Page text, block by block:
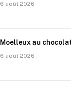
6 août 2026
Moelleux au
6 août 2026